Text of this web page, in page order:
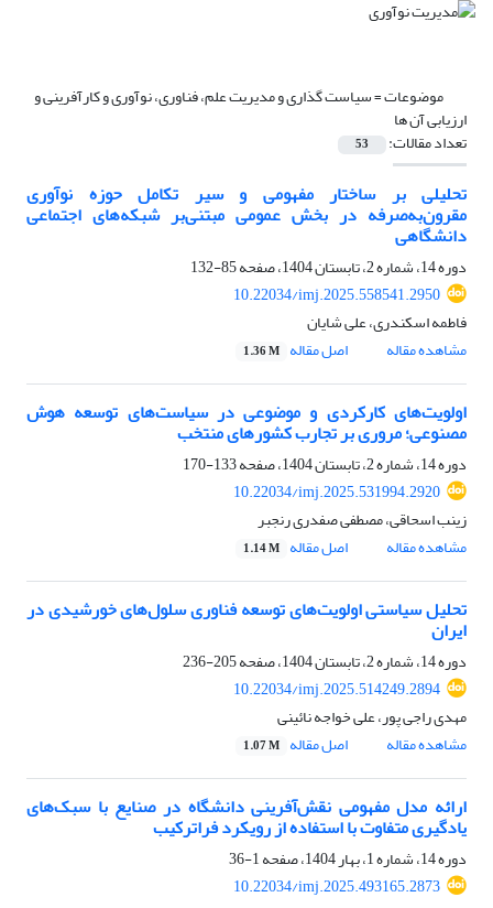
موضوعات =سیاست گذاری و مدیریت علم، فناوری، نوآوری و کارآفرینی و
ارزیابی آن ها
تعداد مقالات: 53
تحلیلی بر ساختار مفهومی و سیر تکامل حوزه نوآوری
مقرون‌به‌صرفه در بخش عمومی مبتنی‌بر شبکه‌های اجتماعی
دانشگاهی
دوره 14، شماره 2، تابستان 1404، صفحه
85-132
10.22034/imj.2025.558541.2950
فاطمه اسکندری، علی شایان
مشاهده مقاله
اصل مقاله 1.36 M
اولویت‌های کارکردی و موضوعی در سیاست‌های توسعه هوش
مصنوعی؛ مروری بر تجارب کشورهای منتخب
دوره 14، شماره 2، تابستان 1404، صفحه
133-170
10.22034/imj.2025.531994.2920
زینب اسحاقی، مصطفی صفدری رنجبر
مشاهده مقاله
اصل مقاله 1.14 M
تحلیل سیاستی اولویت‌های توسعه فناوری سلول‌های خورشیدی در
ایران
دوره 14، شماره 2، تابستان 1404، صفحه
205-236
10.22034/imj.2025.514249.2894
مهدی راجی پور، علی خواجه نائینی
مشاهده مقاله
اصل مقاله 1.07 M
ارائه مدل مفهومی نقش‌آفرینی دانشگاه در صنایع با سبک‌های
یادگیری متفاوت با استفاده از رویکرد فراترکیب
دوره 14، شماره 1، بهار 1404، صفحه
1-36
10.22034/imj.2025.493165.2873